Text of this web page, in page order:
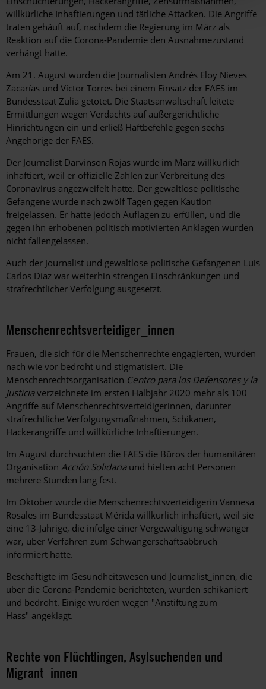
willkürliche Inhaftierungen und tätliche Attacken. Die Angriffe
traten gehäuft auf, nachdem die Regierung im März als
Reaktion auf die Corona-Pandemie den Ausnahmezustand
verhängt hatte.
Am 21. August wurden die Journalisten Andrés Eloy Nieves
Zacarías und Víctor Torres bei einem Einsatz der FAES im
Bundesstaat Zulia getötet. Die Staatsanwaltschaft leitete
Ermittlungen wegen Verdachts auf außergerichtliche
Hinrichtungen ein und erließ Haftbefehle gegen sechs
Angehörige der FAES.
Der Journalist Darvinson Rojas wurde im März willkürlich
inhaftiert, weil er offizielle Zahlen zur Verbreitung des
Coronavirus angezweifelt hatte. Der gewaltlose politische
Gefangene wurde nach zwölf Tagen gegen Kaution
freigelassen. Er hatte jedoch Auflagen zu erfüllen, und die
gegen ihn erhobenen politisch motivierten Anklagen wurden
nicht fallengelassen.
Auch der Journalist und gewaltlose politische Gefangenen Luis
Carlos Díaz war weiterhin strengen Einschränkungen und
strafrechtlicher Verfolgung ausgesetzt.
Menschenrechtsverteidiger_innen
Frauen, die sich für die Menschenrechte engagierten, wurden
nach wie vor bedroht und stigmatisiert. Die
Menschenrechtsorganisation Centro para los Defensores y la
Justiciaverzeichnete im ersten Halbjahr 2020 mehr als 100
Angriffe auf Menschenrechtsverteidigerinnen, darunter
strafrechtliche Verfolgungsmaßnahmen, Schikanen,
Hackerangriffe und willkürliche Inhaftierungen.
Im August durchsuchten die FAES die Büros der humanitären
Organisation Acción Solidariaund hielten acht Personen
mehrere Stunden lang fest.
Im Oktober wurde die Menschenrechtsverteidigerin Vannesa
Rosales im Bundesstaat Mérida willkürlich inhaftiert, weil sie
eine 13-Jährige, die infolge einer Vergewaltigung schwanger
war, über Verfahren zum Schwangerschaftsabbruch
informiert hatte.
Beschäftigte im Gesundheitswesen und Journalist_innen, die
über die Corona-Pandemie berichteten, wurden schikaniert
und bedroht. Einige wurden wegen "Anstiftung zum
Hass" angeklagt.
Rechte von Flüchtlingen, Asylsuchenden und
Migrant_innen